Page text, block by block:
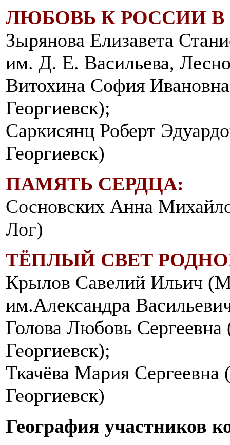
ЛЮБОВЬ К РОССИИ В
Зырянова Елизавета
им. Д. Е. Васильева,
Витохина София
Георгиевск);
Саркисянц Роберт
Георгиевск)
ПАМЯТЬ СЕРДЦА:
Сосновских Анна
Лог)
ТЁПЛЫЙ СВЕТ
Крылов Савелий Ильич
им.Александра
Голова Любовь
Георгиевск);
Ткачёва Мария
Георгиевск)
География участников